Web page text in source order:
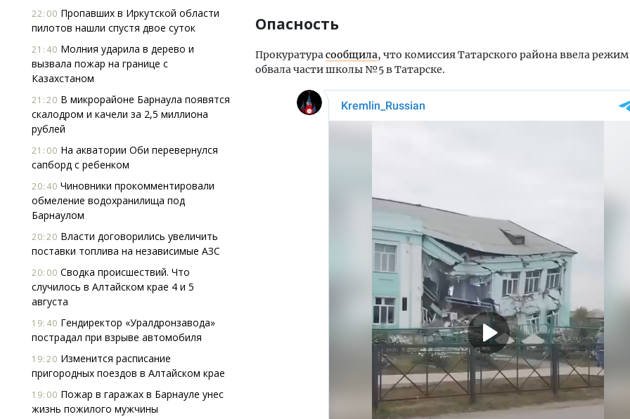
22:00 Пропавших в Иркутской области
пилотов нашли спустя двое суток
21:40 Молния ударила в дерево и
вызвала пожар на границе с
Казахстаном
21:20 В микрорайоне Барнаула появятся
скалодром и качели за 2,5 миллиона
рублей
21:00 На акватории Оби перевернулся
сапборд с ребенком
20:40 Чиновники прокомментировали
обмеление водохранилища под
Барнаулом
20:20 Власти договорились увеличить
поставки топлива на независимые АЗС
20:00 Сводка происшествий. Что
случилось в Алтайском крае 4 и 5
августа
19:40 Гендиректор «Уралдронзавода»
пострадал при взрыве автомобиля
19:20 Изменится расписание
пригородных поездов в Алтайском крае
19:00 Пожар в гаражах в Барнауле унес
жизнь пожилого мужчины
Опасность
Прокуратурасообщила, что комиссия Татарского района ввела
обвала части школы №5 в Татарске.